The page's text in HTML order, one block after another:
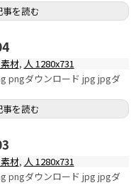
事を読む
材, 人 1280x731
pngダウンロード jpg jpgダ
事を読む
材, 人 1280x731
pngダウンロード jpg jpgダ